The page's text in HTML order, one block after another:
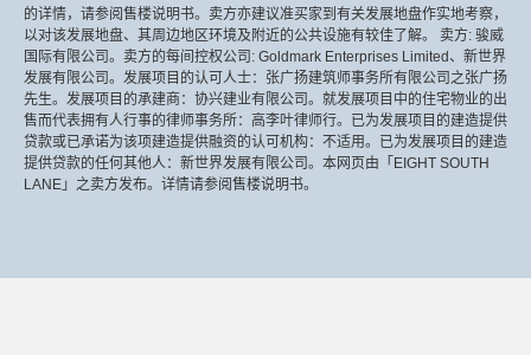
的详情，请参阅售楼说明书。卖方亦建议准买家到有关发展地盘作实地考察，
以对该发展地盘、其周边地区环境及附近的公共设施有较佳了解。 卖方: 骏威
国际有限公司。卖方的每间控权公司: Goldmark Enterprises Limited、新世界
发展有限公司。发展项目的认可人士：张广扬建筑师事务所有限公司之张广扬
先生。发展项目的承建商：协兴建业有限公司。就发展项目中的住宅物业的出
售而代表拥有人行事的律师事务所：高李叶律师行。已为发展项目的建造提供
贷款或已承诺为该项建造提供融资的认可机构：不适用。已为发展项目的建造
提供贷款的任何其他人：新世界发展有限公司。本网页由「EIGHT SOUTH
LANE」之卖方发布。详情请参阅售楼说明书。